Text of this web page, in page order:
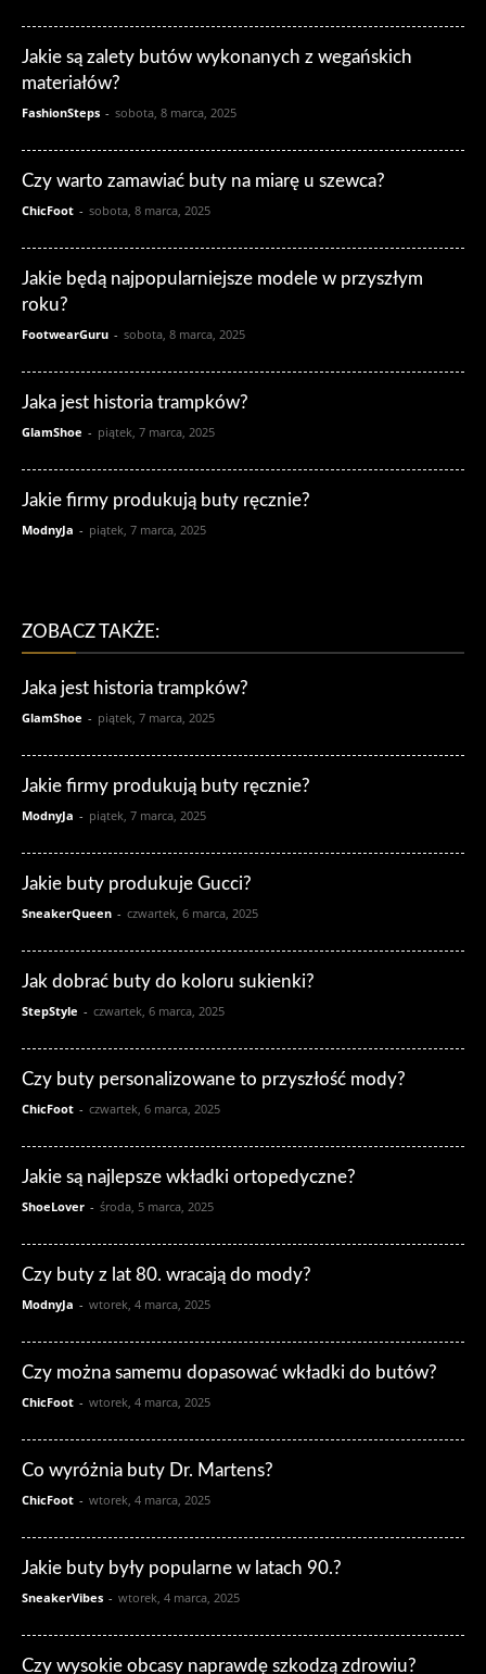
Jakie są zalety butów wykonanych z wegańskich
materiałów?
FashionSteps - sobota, 8 marca, 2025
Czy warto zamawiać buty na miarę u szewca?
ChicFoot - sobota, 8 marca, 2025
Jakie będą najpopularniejsze modele w przyszłym
roku?
FootwearGuru - sobota, 8 marca, 2025
Jaka jest historia trampków?
GlamShoe - piątek, 7 marca, 2025
Jakie firmy produkują buty ręcznie?
ModnyJa - piątek, 7 marca, 2025
ZOBACZ TAKŻE:
Jaka jest historia trampków?
GlamShoe - piątek, 7 marca, 2025
Jakie firmy produkują buty ręcznie?
ModnyJa - piątek, 7 marca, 2025
Jakie buty produkuje Gucci?
SneakerQueen - czwartek, 6 marca, 2025
Jak dobrać buty do koloru sukienki?
StepStyle - czwartek, 6 marca, 2025
Czy buty personalizowane to przyszłość mody?
ChicFoot - czwartek, 6 marca, 2025
Jakie są najlepsze wkładki ortopedyczne?
ShoeLover - środa, 5 marca, 2025
Czy buty z lat 80. wracają do mody?
ModnyJa - wtorek, 4 marca, 2025
Czy można samemu dopasować wkładki do butów?
ChicFoot - wtorek, 4 marca, 2025
Co wyróżnia buty Dr. Martens?
ChicFoot - wtorek, 4 marca, 2025
Jakie buty były popularne w latach 90.?
SneakerVibes - wtorek, 4 marca, 2025
Czy wysokie obcasy naprawdę szkodzą zdrowiu?